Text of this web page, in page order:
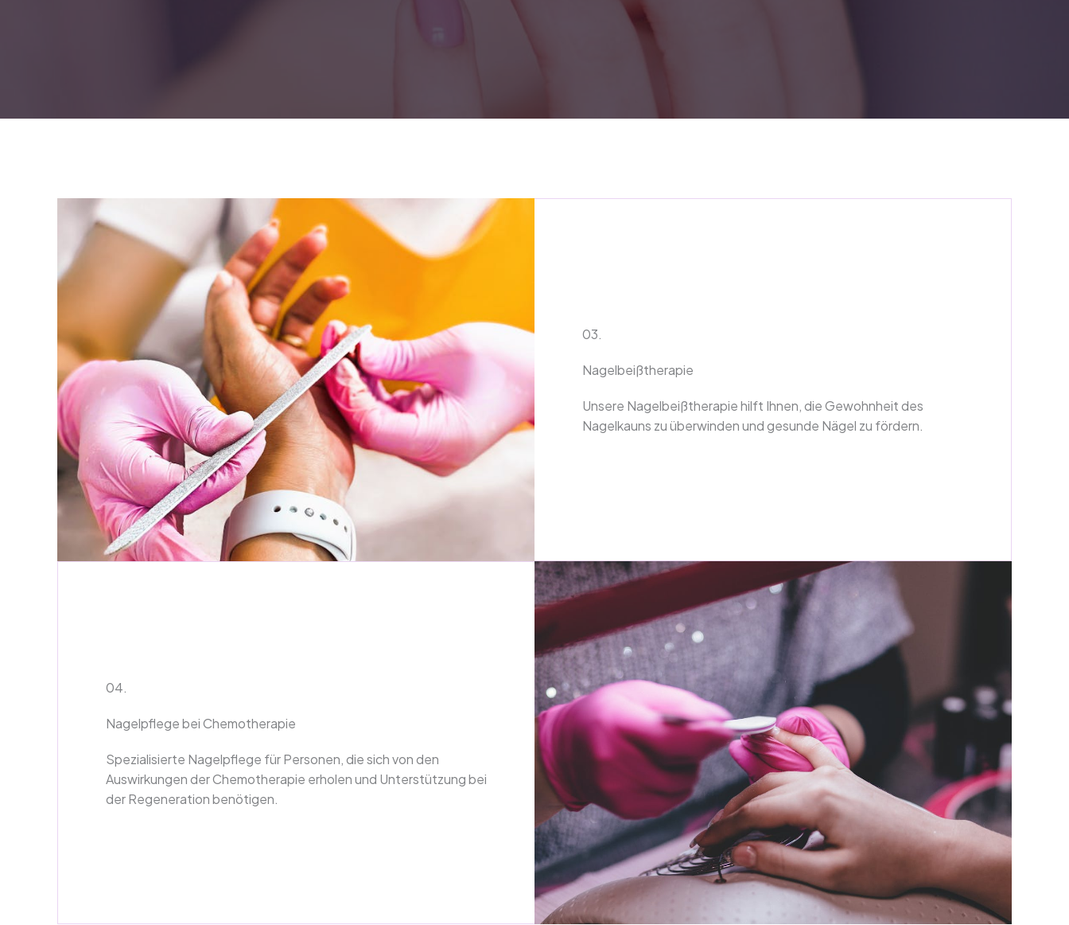
03.
Nagelbeißtherapie
Unsere Nagelbeißtherapie hilft Ihnen, die Gewohnheit des
Nagelkauns zu überwinden und gesunde Nägel zu fördern.
04.
Nagelpflege bei Chemotherapie
Spezialisierte Nagelpflege für Personen, die sich von den
Auswirkungen der Chemotherapie erholen und Unterstützung bei
der Regeneration benötigen.